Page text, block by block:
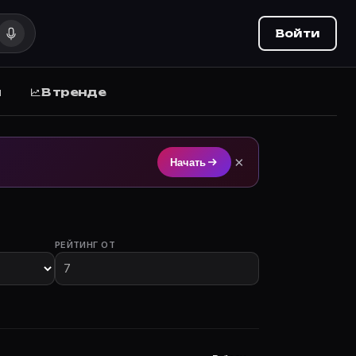
Planner (movie-planner.ru).
Войти
В тренде
Начать ×
РЕЙТИНГ ОТ